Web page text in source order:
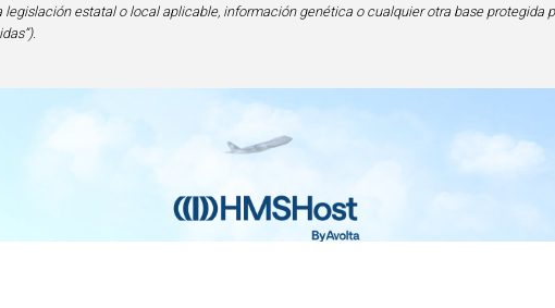
estatal o local aplicable, información genética o cualquier otra base protegida